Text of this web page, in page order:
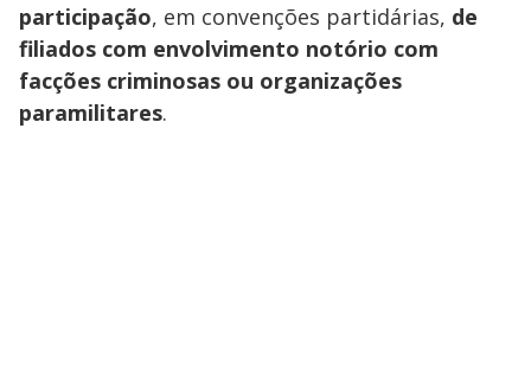
participação, em convenções partidárias, de
filiados com envolvimento notório com
facções criminosas ou organizações
paramilitares.